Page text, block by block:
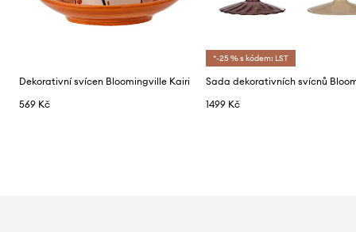
Dekorativní svícen Bloomingville Kairi
569 Kč
*-25 % s kódem: LST
1499 Kč